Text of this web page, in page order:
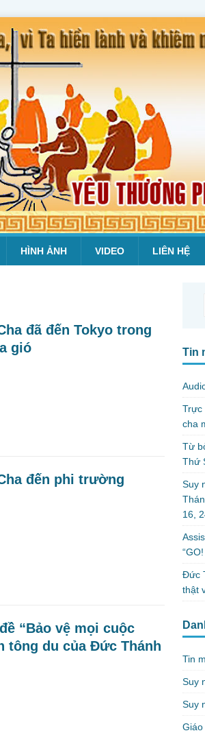
HÌNH ẢNH VIDEO LIÊN HỆ
đã đến Tokyo trong
gió
đến phi trường
“Bảo vệ mọi cuộc
tông du của Đức Thánh
Tin
Trực
cha
Từ
Thứ
Suy
16,
Đức
thật
Tin
Suy
Suy
Giáo